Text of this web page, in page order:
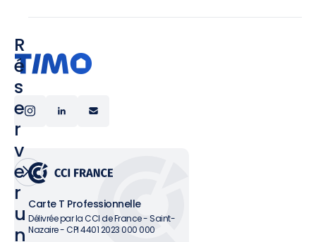
R
é
s
e
r
v
e
r
u
n
Carte T Professionnelle
Délivrée par la CCI de France - Saint-
Nazaire - CPI 4401 2023 000 000